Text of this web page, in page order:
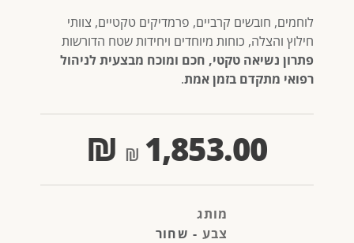
לוחמים, חובשים קרביים, פרמדיקים טקטיים, צוותי
חילוץ והצלה, כוחות מיוחדים ויחידות שטח הדורשות
פתרון נשיאה טקטי, חכם ומוכח מבצעית לניהול
רפואי מתקדם בזמן אמת.
1,853.00
₪
מותג
צבע - שחור